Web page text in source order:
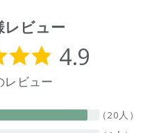
、金属封鎖剤、酵素、香料
下記品番をお伝え下さい。
レビュー